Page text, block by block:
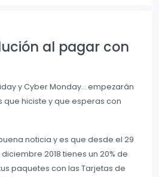
al pagar con
y Cyber Monday… empezarán
hiciste y que esperas con
noticia y es que desde el 29
2018 tienes un 20% de
paquetes con las Tarjetas de